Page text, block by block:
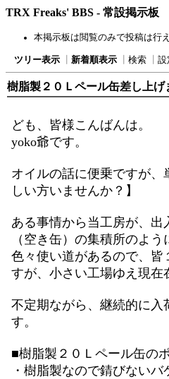
TRX Freaks' BBS - 常設掲示板
本掲示板は閲覧のみで投稿は行
ツリー表示 新着順表示 検索 設
樹脂製２０Ｌペール缶差し上げ
ども、皆様こん
yoko爺です。
オイルの話に便乗ですが
しい方いませんか？】
ある事情から当工房が、
（空き缶）の集積所のよう
色々使い道があるので、
すが、小さい工場ゆえ現
不定期ながら、継続的に
す。
■樹脂製２０Ｌペール缶の
・樹脂製なので錆びない